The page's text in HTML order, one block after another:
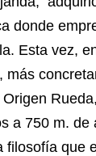
donde
Esta vez,
más
a 750 m. de
filosofía que